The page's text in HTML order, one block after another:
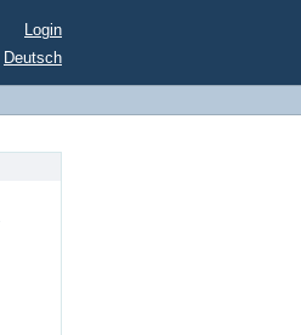
Login
Deutsch